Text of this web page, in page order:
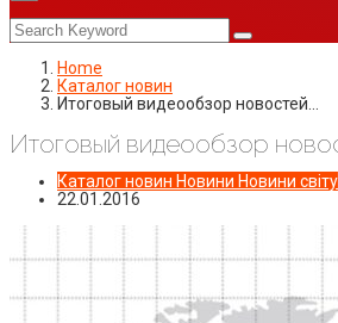
Home
Каталог новин
Итоговый видеообзор новостей…
Итоговый видеообзор
Каталог новин Новини Новини світу
22.01.2016